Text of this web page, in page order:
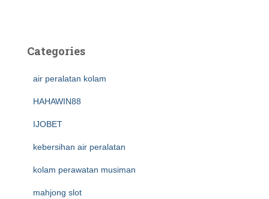
Categories
air peralatan kolam
HAHAWIN88
IJOBET
kebersihan air peralatan
kolam perawatan musiman
mahjong slot